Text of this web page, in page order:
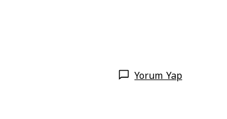
Yorum Yap